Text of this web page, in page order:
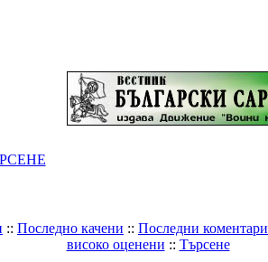
:: Последно качени :: Последни коментари
високо оценени :: Търсене